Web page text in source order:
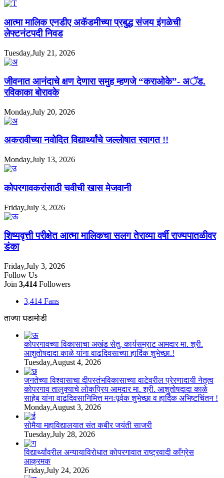
आत्मा मालिक एनडीए अकॅडमीच्या प्रबुद्ध संजय इंगळेची
लेफ्टनंटपदी निवड
Tuesday,July 21, 2026
जीवनात आनंदाचे क्षण देणारा समुह म्हणजे “कराओके”- अॅड.
रविकाका बोरावके
Monday,July 20, 2026
अकरावीच्या नवोदित विद्यार्थ्यांचे जल्लोषात स्वागत !!
Monday,July 13, 2026
कोपरगावकरांसाठी चवीची खास मेजवानी
Friday,July 3, 2026
शिष्यवृत्ती परीक्षेत आत्मा मालिकचा सलग तेराव्या वर्षी राज्यपातळीवर
डंका
Friday,July 3, 2026
Follow Us
Join 3,414 Followers
3,414 Fans
ताज्या घडामोडी
कोपरगावच्या विकासाचा अखंड सेतु, कार्यसम्राट आमदार मा. श्री.
आशुतोषदादा काळे यांना वाढदिवसाच्या हार्दिक शुभेच्छा.!
Tuesday,August 4, 2026
जनतेच्या विश्वासाचा दीपस्तंभविकासाच्या वाटेवरील प्रेरणादायी नेतृत्व
कोपरगाव तालुक्याचे लोकप्रिय आमदार मा. श्री. आशुतोषदादा काळे
साहेब यांना वाढदिवसानिमित्त मनःपूर्वक शुभेच्छा व हार्दिक अभिष्टचिंतन !
Monday,August 3, 2026
सोमैया महाविद्यालयात संत कबीर जयंती साजरी
Tuesday,July 28, 2026
विद्यार्थ्यांवरील अन्यायाविरोधात कोपरगावात राष्ट्रवादी काँग्रेस
आक्रमक
Friday,July 24, 2026